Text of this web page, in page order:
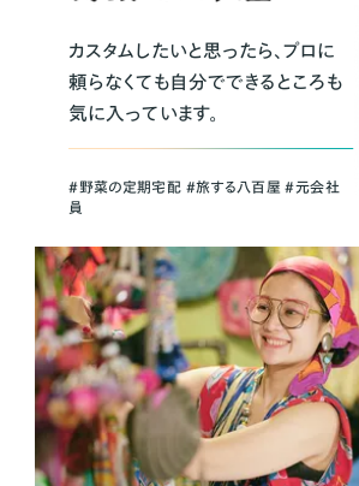
カスタムしたいと思ったら、プロに
頼らなくても自分でできるところも
気に入っています。
＃野菜の定期宅配 ＃旅する八百屋 ＃元会社
員